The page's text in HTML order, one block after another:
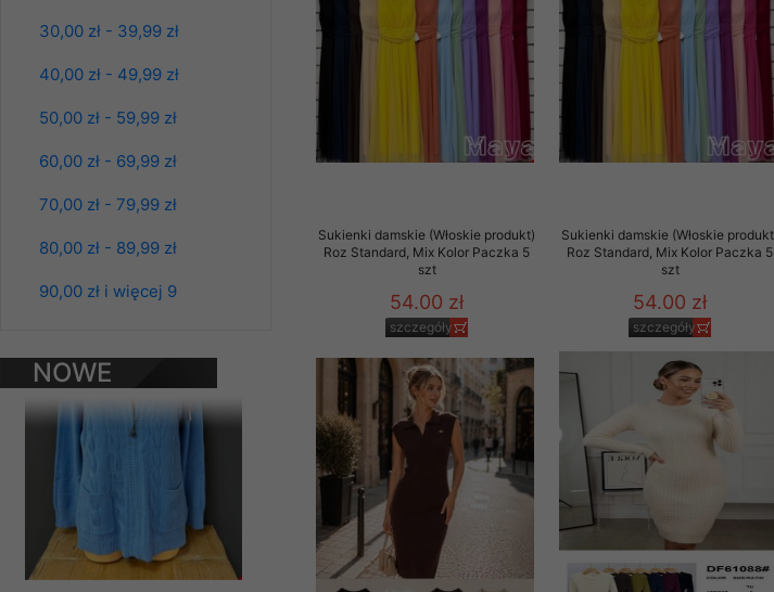
30,00 zł - 39,99 zł
40,00 zł - 49,99 zł
50,00 zł - 59,99 zł
60,00 zł - 69,99 zł
70,00 zł - 79,99 zł
80,00 zł - 89,99 zł
90,00 zł i więcej 9
NOWE
PRODUKTY
Bluzy damskie Roz
Paczka 10 szt
Sukienki damskie (Włoskie produkt)
Roz Standard, Mix Kolor Paczka 5
szt
54.00 zł
szczegóły
Sukienki damskie (Włoskie
Roz Standard, Mix Kolor Paczka 5
szt
54.00 zł
szczegóły
Materiały reklamowo - promocyjne wysyłamy Klientom
szczególności newslettera wysyłanego Klientowi, jeżeli
zawierającego akceptację na otrzymywanie newslettera o
naszym Sklepie. Materiały te dotyczą wyłącznie oferty naszego
Wszelkie pytania, wnioski i sugestie odnoszące się do
osobowych prosimy zgłaszać na email